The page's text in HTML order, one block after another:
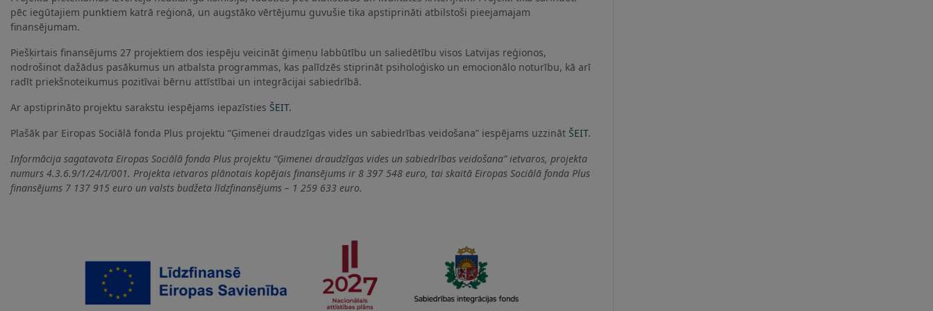
pēc iegūtajiem punktiem katrā reģionā, un augstāko vērtējumu guvušie tika apstiprināti atbilstoši pieejamajam
finansējumam.
Piešķirtais finansējums 27 projektiem dos iespēju veicināt ģimeņu labbūtību un saliedētību visos Latvijas reģionos,
nodrošinot dažādus pasākumus un atbalsta programmas, kas palīdzēs stiprināt psiholoģisko un emocionālo noturību, kā arī
radīt priekšnoteikumus pozitīvai bērnu attīstībai un integrācijai sabiedrībā.
Ar apstiprināto projektu sarakstu iespējams iepazīsties ŠEIT.
Plašāk par Eiropas Sociālā fonda Plus projektu “Ģimenei draudzīgas vides un sabiedrības veidošana” iespējams uzzināt ŠEIT.
Informācija sagatavota Eiropas Sociālā fonda Plus projektu “Ģimenei draudzīgas vides un sabiedrības veidošana” ietvaros, projekta
numurs 4.3.6.9/1/24/I/001. Projekta ietvaros plānotais kopējais finansējums ir 8 397 548 euro, tai skaitā Eiropas Sociālā fonda Plus
finansējums 7 137 915 euro un valsts budžeta līdzfinansējums – 1 259 633 euro.